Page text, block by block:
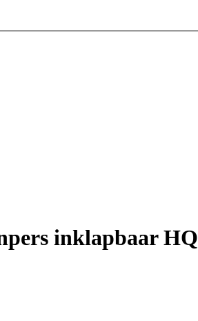
inklapbaar HQ